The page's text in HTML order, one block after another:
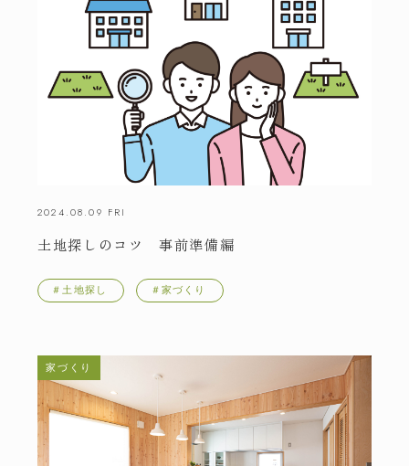
2024.08.09 FRI
土地探しのコツ 事前準備編
＃土地探し ＃家づくり
家づくり